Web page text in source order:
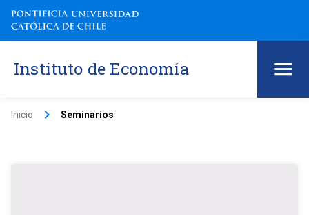
Instituto de Economía
Inicio keyboard_arrow_right Seminarios